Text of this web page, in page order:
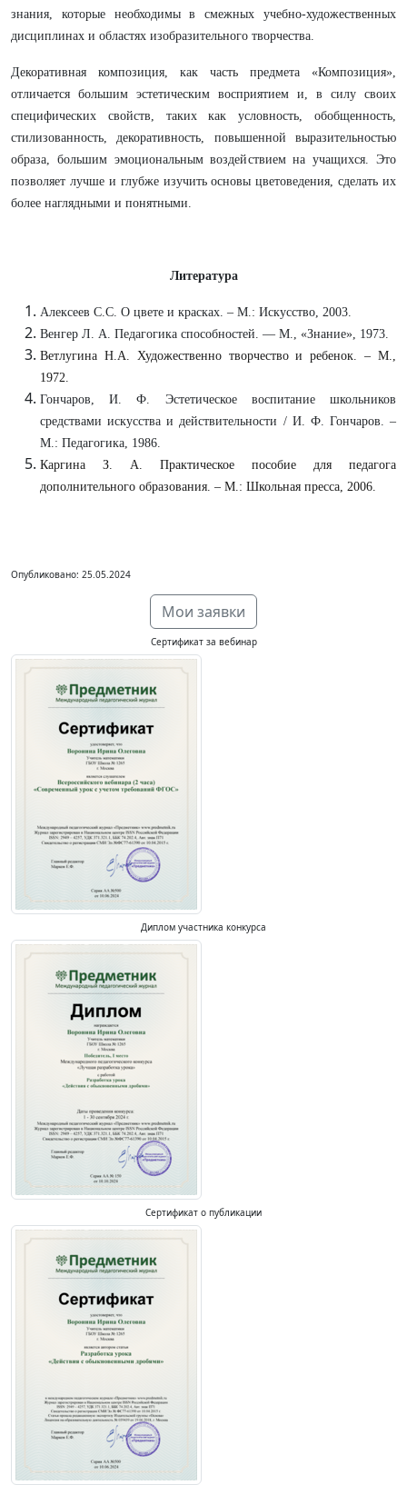
знания, которые необходимы в смежных учебно-художественных
дисциплинах и областях изобразительного творчества.
Декоративная композиция, как часть предмета «Композиция»,
отличается большим эстетическим восприятием и, в силу своих
специфических свойств, таких как условность, обобщенность,
стилизованность, декоративность, повышенной выразительностью
образа, большим эмоциональным воздействием на учащихся. Это
позволяет лучше и глубже изучить основы цветоведения, сделать их
более наглядными и понятными.
Литература
Алексеев С.С. О цвете и красках. – М.: Искусство, 2003.
Венгер Л. А. Педагогика способностей. — М., «Знание», 1973.
Ветлугина Н.А. Художественно творчество и ребенок. – М.,
1972.
Гончаров, И. Ф. Эстетическое воспитание школьников
средствами искусства и действительности / И. Ф. Гончаров. –
М.: Педагогика, 1986.
Каргина З. А. Практическое пособие для педагога
дополнительного образования. – М.: Школьная пресса, 2006.
Опубликовано: 25.05.2024
Мои заявки
Сертификат за вебинар
Диплом участника конкурса
Сертификат о публикации